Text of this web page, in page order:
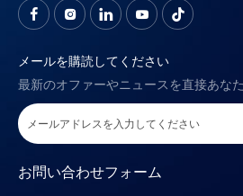
お問い合わせフォーム
メールを購読してください
最新のオファーやニュースを直接あな